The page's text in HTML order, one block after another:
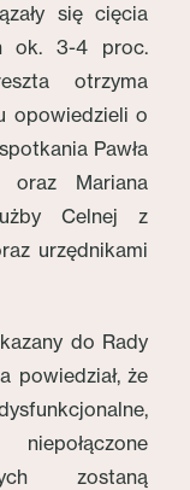
się cięcia
ok. 3-4 proc.
otrzyma
opowiedzieli o
Pawła
oraz Mariana
Celnej z
urzędnikami
do Rady
powiedział, że
zostaną